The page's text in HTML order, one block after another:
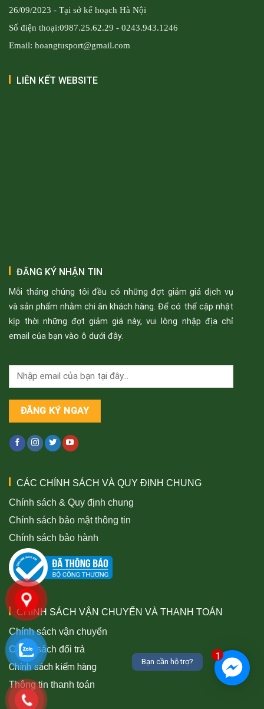
26/09/2023 - Tại sở kế hoạch Hà Nội
Số điện thoại:0987.25.62.29 - 0243.943.1246
Email: hoangtusport@gmail.com
LIÊN KẾT WEBSITE
ĐĂNG KÝ NHẬN TIN
Mỗi tháng chúng tôi đều có những đợt giảm giá dịch vụ
và sản phẩm nhằm chi ân khách hàng. Để có thể cập nhật
kịp thời những đợt giảm giá này, vui lòng nhập địa chỉ
email của bạn vào ô dưới đây.
CÁC CHÍNH SÁCH VÀ QUY ĐỊNH CHUNG
Chính sách & Quy định chung
Chính sách bảo mật thông tin
Chính sách bảo hành
CHÍNH SÁCH VẬN CHUYỂN VÀ THANH TOÁN
Chính sách vận chuyển
Chính sách đổi trả
Chính sách kiểm hàng
Thông tin thanh toán
1
Bạn cần hỗ trợ?